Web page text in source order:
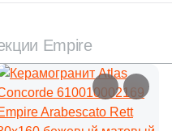
Empire